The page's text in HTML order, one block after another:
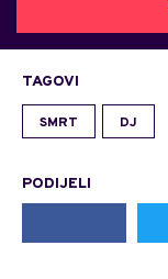
TAGOVI
SMRT DJ
PODIJELI